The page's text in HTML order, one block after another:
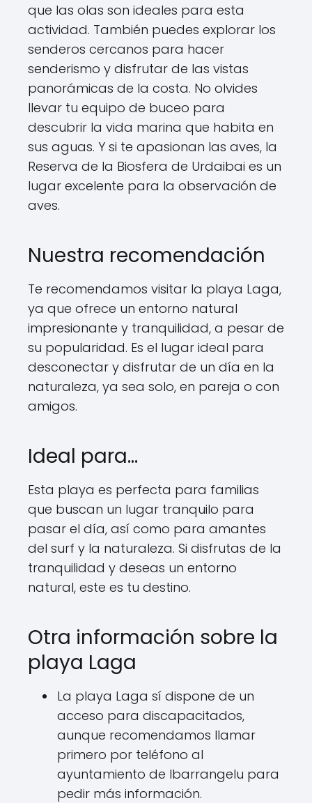
que las olas son ideales para esta
actividad. También puedes explorar los
senderos cercanos para hacer
senderismo y disfrutar de las vistas
panorámicas de la costa. No olvides
llevar tu equipo de buceo para
descubrir la vida marina que habita en
sus aguas. Y si te apasionan las aves, la
Reserva de la Biosfera de Urdaibai es un
lugar excelente para la observación de
aves.
Nuestra recomendación
Te recomendamos visitar la playa Laga,
ya que ofrece un entorno natural
impresionante y tranquilidad, a pesar de
su popularidad. Es el lugar ideal para
desconectar y disfrutar de un día en la
naturaleza, ya sea solo, en pareja o con
amigos.
Ideal para…
Esta playa es perfecta para familias
que buscan un lugar tranquilo para
pasar el día, así como para amantes
del surf y la naturaleza. Si disfrutas de la
tranquilidad y deseas un entorno
natural, este es tu destino.
Otra información sobre la
playa Laga
La playa Laga sí dispone de un
acceso para discapacitados,
aunque recomendamos llamar
primero por teléfono al
ayuntamiento de Ibarrangelu para
pedir más información.